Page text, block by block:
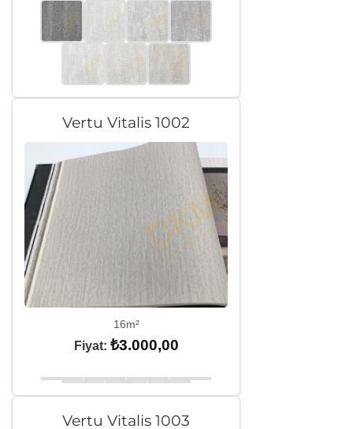
Vertu Vitalis 1002
16m²
Fiyat: ₺3.000,00
Vertu Vitalis 1003